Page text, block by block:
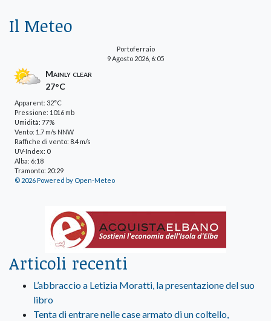
Il Meteo
Portoferraio
9 Agosto 2026, 6:05
Mainly clear
27°C
Apparent: 32°C
Pressione: 1016 mb
Umidità: 77%
Vento: 1.7 m/s NNW
Raffiche di vento: 8.4 m/s
UV-Index: 0
Alba: 6:18
Tramonto: 20:29
© 2026 Powered by Open-Meteo
Articoli recenti
L’abbraccio a Letizia Moratti, la presentazione del suo
libro
Tenta di entrare nelle case armato di un coltello,